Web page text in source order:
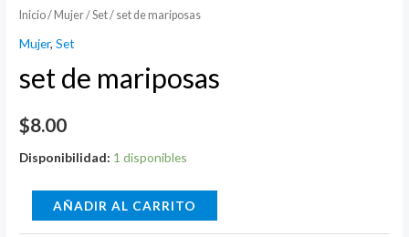
Inicio/ Mujer/Set/ set de mariposas
Mujer,Set
set de mariposas
$8.00
Disponibilidad: 1 disponibles
de
AÑADIR AL CARRITO